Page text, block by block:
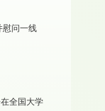
慰问一线
全国大学